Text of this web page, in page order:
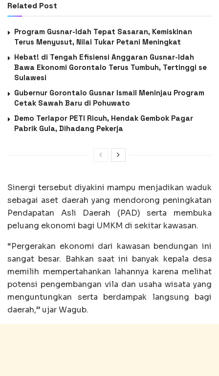
Related Post
Program Gusnar-Idah Tepat Sasaran, Kemiskinan
Terus Menyusut, Nilai Tukar Petani Meningkat
Hebat! di Tengah Efisiensi Anggaran Gusnar-Idah
Bawa Ekonomi Gorontalo Terus Tumbuh, Tertinggi se
Sulawesi
Gubernur Gorontalo Gusnar Ismail Meninjau Program
Cetak Sawah Baru di Pohuwato
Demo Terlapor PETI Ricuh, Hendak Gembok Pagar
Pabrik Gula, Dihadang Pekerja
Sinergi tersebut diyakini mampu menjadikan waduk
sebagai aset daerah yang mendorong peningkatan
Pendapatan Asli Daerah (PAD) serta membuka
peluang ekonomi bagi UMKM di sekitar kawasan.
“Pergerakan ekonomi dari kawasan bendungan ini
sangat besar. Bahkan saat ini banyak kepala desa
memilih mempertahankan lahannya karena melihat
potensi pengembangan vila dan usaha wisata yang
menguntungkan serta berdampak langsung bagi
daerah,” ujar Wagub.